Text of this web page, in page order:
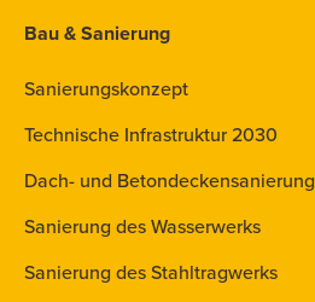
Bau & Sanierung
Sanierungskonzept
Technische Infrastruktur 2030
Dach- und Betondeckensanierung
Sanierung des Wasserwerks
Sanierung des Stahltragwerks